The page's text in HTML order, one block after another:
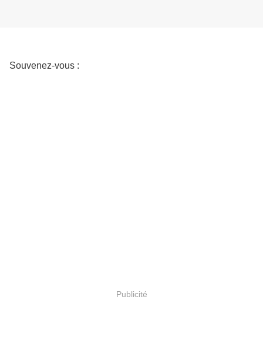
Souvenez-vous :
Publicité